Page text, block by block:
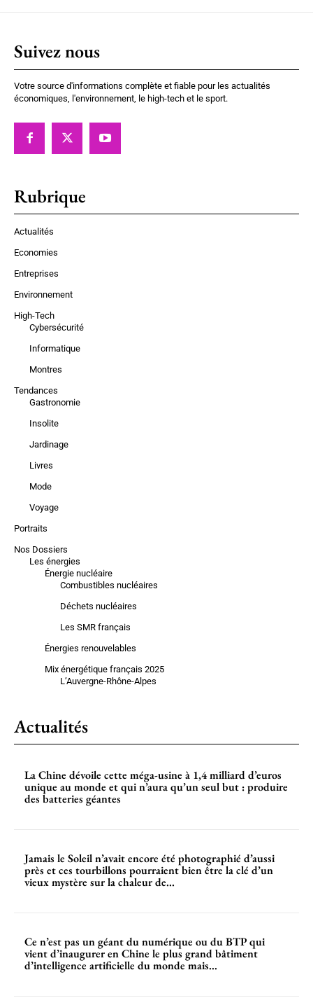
Suivez nous
Votre source d'informations complète et fiable pour les actualités
économiques, l'environnement, le high-tech et le sport.
Rubrique
Actualités
Economies
Entreprises
Environnement
High-Tech
Cybersécurité
Informatique
Montres
Tendances
Gastronomie
Insolite
Jardinage
Livres
Mode
Voyage
Portraits
Nos Dossiers
Les énergies
Énergie nucléaire
Combustibles nucléaires
Déchets nucléaires
Les SMR français
Énergies renouvelables
Mix énergétique français 2025
L’Auvergne-Rhône-Alpes
Actualités
La Chine dévoile cette méga-usine à 1,4 milliard d’euros
unique au monde et qui n’aura qu’un seul but : produire
des batteries géantes
Jamais le Soleil n’avait encore été photographié d’aussi
près et ces tourbillons pourraient bien être la clé d’un
vieux mystère sur la chaleur de...
Ce n’est pas un géant du numérique ou du BTP qui
vient d’inaugurer en Chine le plus grand bâtiment
d’intelligence artificielle du monde mais...